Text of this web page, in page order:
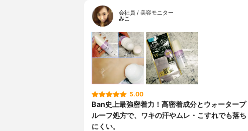
会社員 / 美容モニター
みこ
5.00
Ban史上最強密着力！高密着成分とウォータープ
ルーフ処方で、ワキの汗やムレ・こすれでも落ち
にくい。